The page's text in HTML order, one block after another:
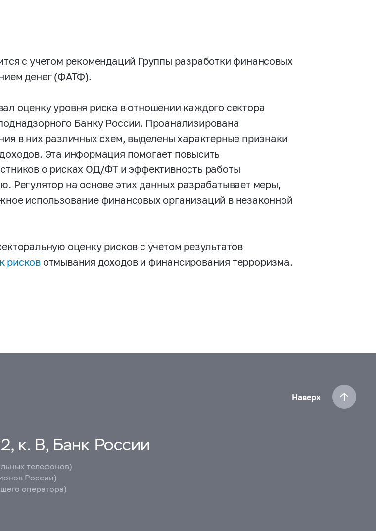
с учетом рекомендаций Группы разработки финансовых
денег (ФАТФ).
оценку уровня риска в отношении каждого сектора
Банку России. Проанализирована
в них различных схем, выделены характерные признаки
Эта информация помогает повысить
о рисках ОД/ФТ и эффективность работы
Регулятор на основе этих данных разрабатывает меры,
использование финансовых организаций в незаконной
оценку рисков с учетом результатов
рисков отмывания доходов и финансирования терроризма.
Наверх
к. В, Банк России
телефонов)
России)
оператора)